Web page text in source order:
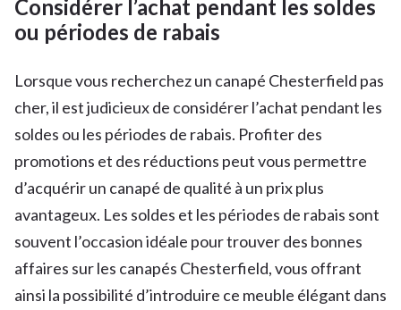
Considérer l’achat pendant les soldes
ou périodes de rabais
Lorsque vous recherchez un canapé Chesterfield pas
cher, il est judicieux de considérer l’achat pendant les
soldes ou les périodes de rabais. Profiter des
promotions et des réductions peut vous permettre
d’acquérir un canapé de qualité à un prix plus
avantageux. Les soldes et les périodes de rabais sont
souvent l’occasion idéale pour trouver des bonnes
affaires sur les canapés Chesterfield, vous offrant
ainsi la possibilité d’introduire ce meuble élégant dans